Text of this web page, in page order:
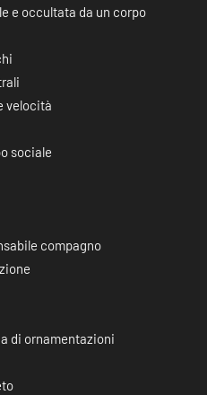
e occultata da un corpo
velocità
sociale
compagno
di ornamentazioni